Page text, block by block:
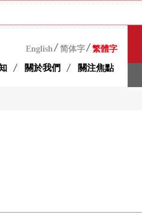
English 简体字 繁體字
關於我們 關注焦點